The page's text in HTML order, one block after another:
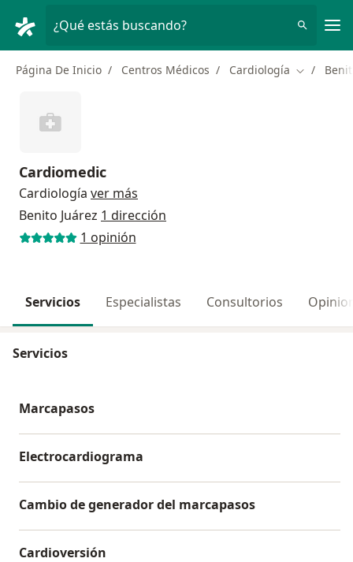
¿Qué estás buscando?
Página De Inicio Centros Médicos Cardiología Cambiar
Cardiomedic
Cardiología ver más
Benito Juárez 1 dirección
1 opinión
Servicios Especialistas Consultorios
Servicios
Marcapasos
Electrocardiograma
Cambio de generador del marcapasos
Cardioversión